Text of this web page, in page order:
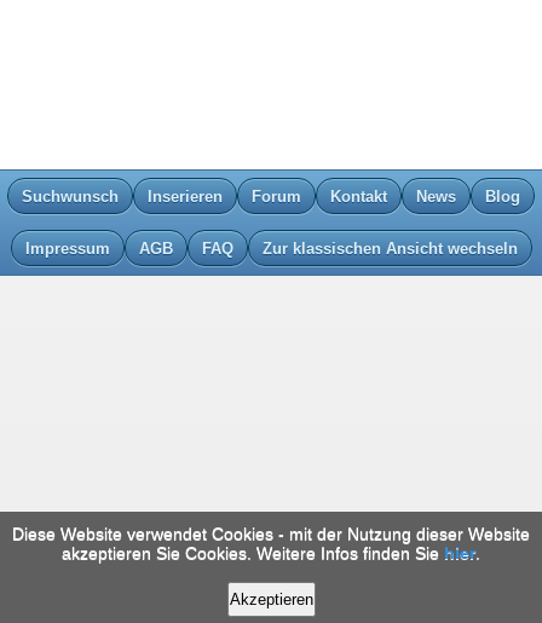
Suchwunsch Inserieren Forum Kontakt News Blog
Impressum AGB FAQ Zur klassischen Ansicht wechseln
Diese Website verwendet Cookies - mit der Nutzung dieser Website
akzeptieren Sie Cookies. Weitere Infos finden Sie hier.